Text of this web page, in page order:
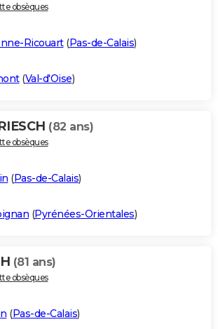
obsèques
Ricouart(Pas-de-Calais)
(Val-d'Oise)
(82 ans)
obsèques
(Pas-de-Calais)
(Pyrénées-Orientales)
(81 ans)
obsèques
(Pas-de-Calais)